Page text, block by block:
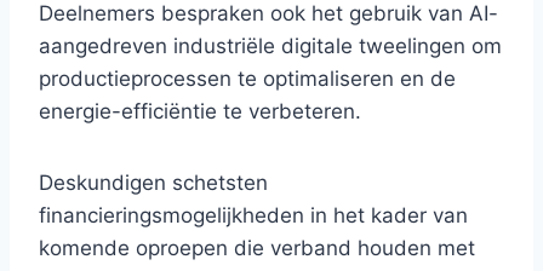
Deelnemers bespraken ook het gebruik van AI-
aangedreven industriële digitale tweelingen om
productieprocessen te optimaliseren en de
energie-efficiëntie te verbeteren.
Deskundigen schetsten
financieringsmogelijkheden in het kader van
komende oproepen die verband houden met